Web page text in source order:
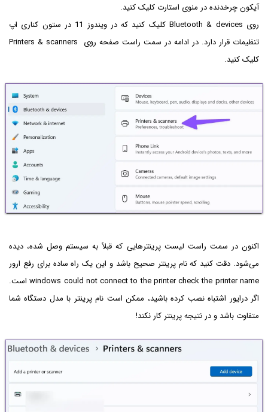
آیکون چرخدنده در منوی استارت کلیک کنید.
روی Bluetooth & devices کلیک کنید که در ویندوز 11 در ستون کناری اپ
تنظیمات قرار دارد. در ادامه در سمت راست صفحه روی Printers & scanners
کلیک کنید.
اکنون در سمت راست لیست پرینترهایی که قبلاً به سیستم وصل شده، دیده
می‌شود. دقت کنید که نام پرینتر صحیح باشد و این یک راه ساده برای رفع ارور
windows could not connect to the printer check the printer name است.
اگر درایور اشتباه نصب کرده باشید، ممکن است نام پرینتر با مدل دستگاه شما
متفاوت باشد و در نتیجه پرینتر کار نکند!